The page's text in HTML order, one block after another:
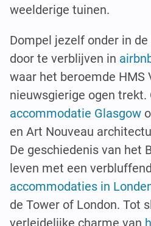
weelderige tuinen.
Dompel jezelf onder in
door te verblijven in
waar het beroemde HMS
nieuwsgierige ogen trekt.
accommodatie Glasgow
en Art Nouveau
De geschiedenis van het
leven met een
accommodaties in
de Tower of London. Tot